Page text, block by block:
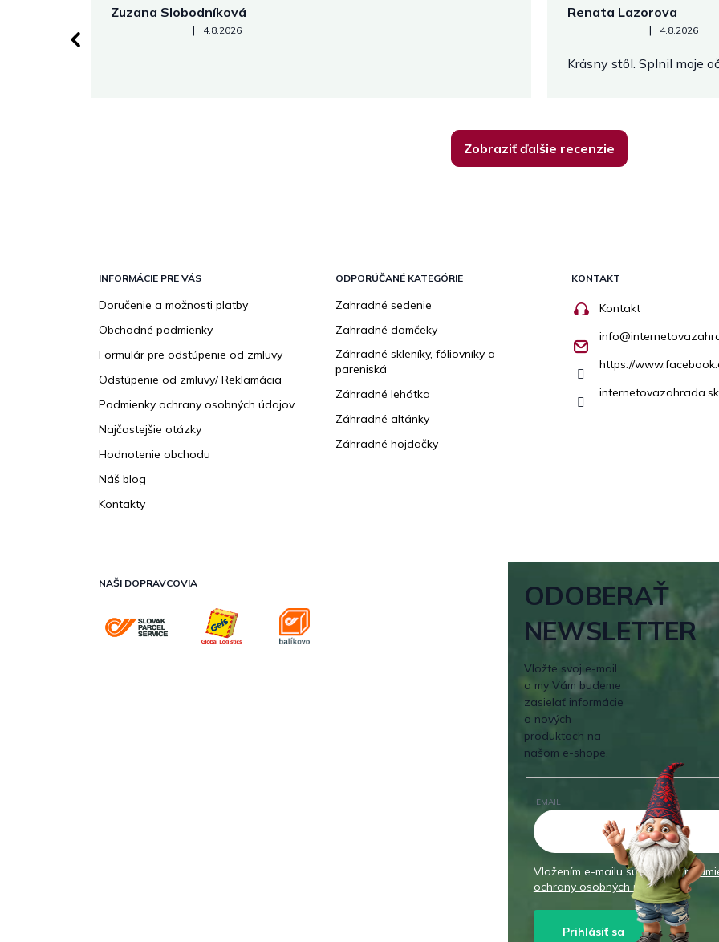
Zuzana Slobodníková
Hodnotenie obchodu je 5 z 5 hviezdičiek.
| 4.8.2026
Renata Lazorova
Hodnotenie obchodu je 5 z
| 4.8.2026
Krásny stôl. Splnil moje
Zobraziť ďalšie recenzie
INFORMÁCIE PRE VÁS
Doručenie a možnosti platby
Obchodné podmienky
Formulár pre odstúpenie od zmluvy
Odstúpenie od zmluvy/ Reklamácia
Podmienky ochrany osobných údajov
Najčastejšie otázky
Hodnotenie obchodu
Náš blog
Kontakty
ODPORÚČANÉ KATEGÓRIE
Zahradné sedenie
Zahradné domčeky
Záhradné skleníky, fóliovníky a
pareniská
Záhradné lehátka
Záhradné altánky
Záhradné hojdačky
KONTAKT
Kontakt
info@
https://
internetovazahrada.sk
NAŠI DOPRAVCOVIA
ODOBERAŤ
NEWSLETTER
Vložte svoj e-mail
a my Vám budeme
zasielať informácie
o nových
produktoch na
našom e-shope.
EMAIL
Vložením e-mailu súhlasíte s
ochrany osobných údajov
Prihlásiť sa